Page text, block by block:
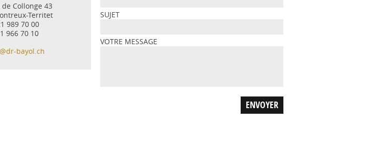
Collonge 43
Territet
989 70 00
966 70 10
bayol.ch
SUJET
VOTRE MESSAGE